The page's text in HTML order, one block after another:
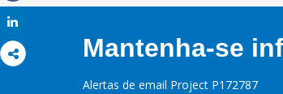
Mantenha-se
Alertas de email Project P172787